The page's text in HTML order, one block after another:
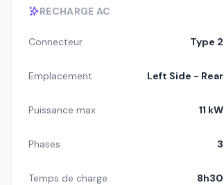
RECHARGE AC
Connecteur Type 2
Emplacement Left Side - Rear
Puissance max 11 kW
Phases 3
Temps de charge 8h30